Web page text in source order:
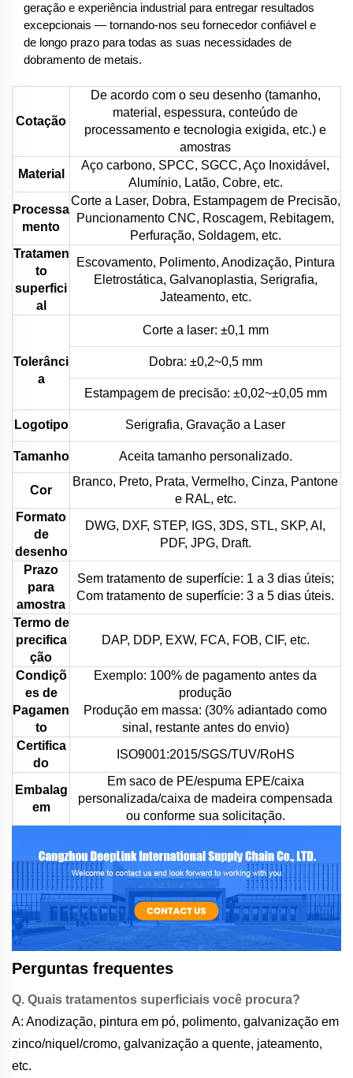
geração e experiência industrial para entregar resultados
excepcionais — tornando-nos seu fornecedor confiável e
de longo prazo para todas as suas necessidades de
dobramento de metais.
Cotação
De acordo com o seu desenho (tamanho,
material, espessura, conteúdo de
processamento e tecnologia exigida, etc.) e
amostras
Material
Aço carbono, SPCC, SGCC, Aço Inoxidável,
Alumínio, Latão, Cobre, etc.
Processa
mento
Corte a Laser, Dobra, Estampagem de Precisão,
Puncionamento CNC, Roscagem, Rebitagem,
Perfuração, Soldagem, etc.
Tratamen
to
superfici
al
Escovamento, Polimento, Anodização, Pintura
Eletrostática, Galvanoplastia, Serigrafia,
Jateamento, etc.
Tolerânci
a
Corte a laser: ±0,1 mm
Dobra: ±0,2~0,5 mm
Estampagem de precisão: ±0,02~±0,05 mm
Logotipo Serigrafia, Gravação a Laser
Tamanho Aceita tamanho personalizado.
Cor
Branco, Preto, Prata, Vermelho, Cinza, Pantone
e RAL, etc.
Formato
de
desenho
DWG, DXF, STEP, IGS, 3DS, STL, SKP, AI,
PDF, JPG, Draft.
Prazo
para
amostra
Sem tratamento de superfície: 1 a 3 dias úteis;
Com tratamento de superfície: 3 a 5 dias úteis.
Termo de
precifica
ção
DAP, DDP, EXW, FCA, FOB, CIF, etc.
Condiçõ
es de
Pagamen
to
Exemplo: 100% de pagamento antes da
produção
Produção em massa: (30% adiantado como
sinal, restante antes do envio)
Certifica
do
ISO9001:2015/SGS/TUV/RoHS
Embalag
em
Em saco de PE/espuma EPE/caixa
personalizada/caixa de madeira compensada
ou conforme sua solicitação.
Perguntas frequentes
Q. Quais tratamentos superficiais você procura?
A: Anodização, pintura em pó, polimento, galvanização em
zinco/niquel/cromo, galvanização a quente, jateamento,
etc.